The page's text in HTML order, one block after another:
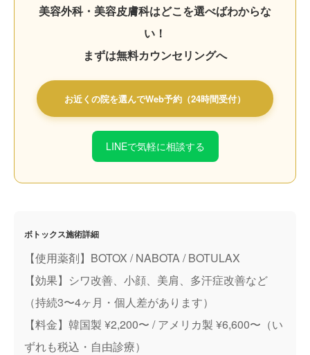
美容外科・美容皮膚科はどこを選べばわからな
い！
まずは無料カウンセリングへ
お近くの院を選んでWeb予約（24時間受付）
LINEで気軽に相談する
ボトックス施術詳細
【使用薬剤】BOTOX / NABOTA / BOTULAX
【効果】シワ改善、小顔、美肩、多汗症改善など
（持続3〜4ヶ月・個人差があります）
【料金】韓国製 ¥2,200〜 / アメリカ製 ¥6,600〜（い
ずれも税込・自由診療）